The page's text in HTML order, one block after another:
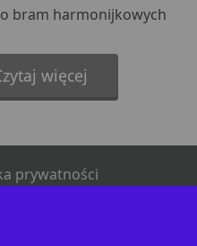
bram harmonijkowych
więcej
prywatności
Reserved.